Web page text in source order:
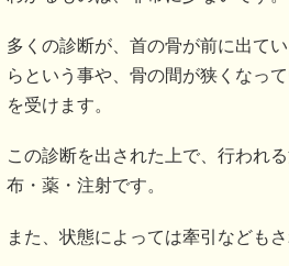
多くの診断が、首の骨が前に出て
らという事や、骨の間が狭くなっ
を受けます。
この診断を出された上で、行われ
布・薬・注射です。
また、状態によっては牽引などもさ